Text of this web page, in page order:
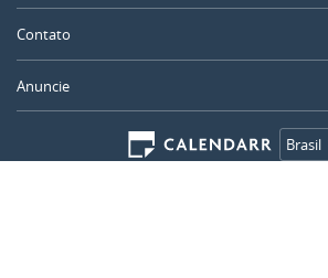
Contato
Anuncie
Brasil